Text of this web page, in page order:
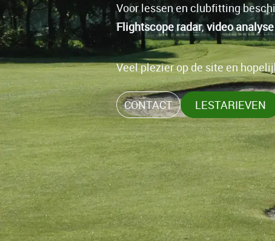
Voor lessen en clubfitting
Flightscope radar,video
Veel plezier op de site en
CONTACT LESTARIEVEN